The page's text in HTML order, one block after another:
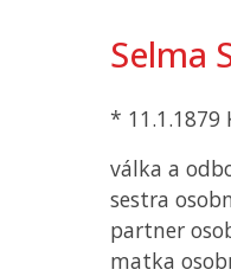
Selma
* 11.1.1879
válka a
sestra
partner
matka